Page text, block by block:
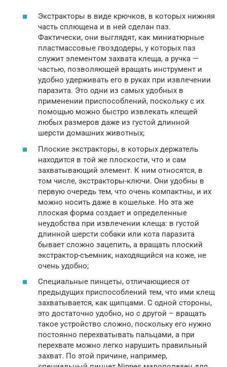
Экстракторы в виде крючков, в которых нижняя
часть сплющена и в ней сделан паз.
Фактически, они выглядят, как миниатюрные
пластмассовые гвоздодеры, у которых паз
служит элементом захвата клеща, а ручка —
частью, позволяющей вращать инструмент и
удобно удерживать его в руках при извлечении
паразита. Это одни из самых удобных в
применении приспособлений, поскольку с их
помощью можно быстро извлекать клещей
любых размеров даже из густой длинной
шерсти домашних животных;
Плоские экстракторы, в которых держатель
находится в той же плоскости, что и сам
захватывающий элемент. К ним относятся, в
том числе, экстракторы-ключи. Они удобны в
первую очередь тем, что очень компактны, и их
можно носить даже в кошельке. Но эта же
плоская форма создает и определенные
неудобства при извлечении клеща: в густой
длинной шерсти собаки или кота паразита
бывает сложно зацепить, а вращать плоский
экстрактор-съемник, находящийся на коже, не
очень удобно;
Специальные пинцеты, отличающиеся от
предыдущих приспособлений тем, что ими клещ
захватывается, как щипцами. С одной стороны,
это достаточно удобно, но с другой – вращать
такое устройство сложно, поскольку его нужно
постоянно перехватывать пальцами, а при
перехвате можно легко нарушить правильный
захват. По этой причине, например,